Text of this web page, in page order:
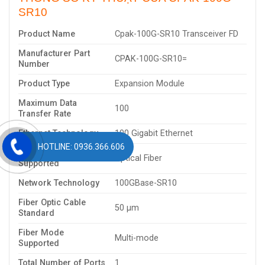
SR10
Product Name
Cpak-100G-SR10 Transceiver FD
Manufacturer Part
Number
CPAK-100G-SR10=
Product Type
Expansion Module
Maximum Data
Transfer Rate
100
Ethernet Technology
100 Gigabit Ethernet
Media Type
Supported
Optical Fiber
Network Technology
100GBase-SR10
Fiber Optic Cable
Standard
50 µm
Fiber Mode
Supported
Multi-mode
HOTLINE: 0936.366.606